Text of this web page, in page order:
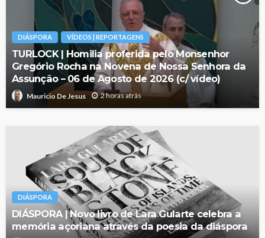
DIÁSPORA VÍDEOS | REPORTAGENS
TURLOCK | Homilia proferida pelo Monsenhor
Gregório Rocha na Novena de Nossa Senhora da
Assunção – 06 de Agosto de 2026 (c/ vídeo)
Mauricio De Jesus 2 horas atrás
DIÁSPORA
DIÁSPORA | Novo livro de Lara Gularte celebra a
memória açoriana através da poesia da diáspora